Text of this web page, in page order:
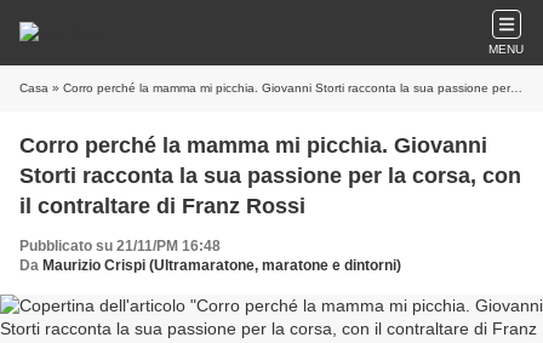
MENU
Casa » Corro perché la mamma mi picchia. Giovanni Storti racconta la sua passione per la corsa, con il contraltare di Franz Rossi
Corro perché la mamma mi picchia. Giovanni
Storti racconta la sua passione per la corsa, con
il contraltare di Franz Rossi
Pubblicato su 21/11/PM 16:48
Da Maurizio Crispi (Ultramaratone, maratone e dintorni)